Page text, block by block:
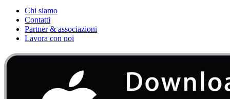
Chi siamo
Contatti
Partner & associazioni
Lavora con noi